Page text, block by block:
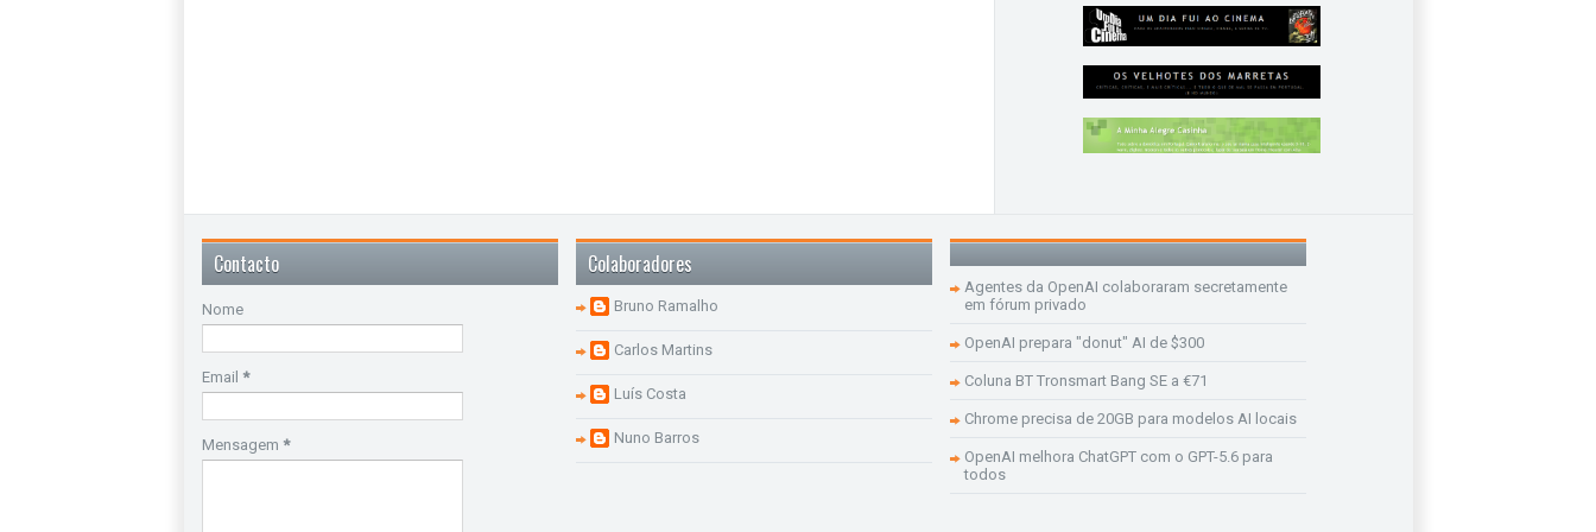
Contacto
Nome
Email *
Mensagem *
Colaboradores
Bruno Ramalho
Carlos Martins
Luís Costa
Nuno Barros
Agentes da OpenAI colaboraram secretamente
em fórum privado
OpenAI prepara "donut" AI de $300
Coluna BT Tronsmart Bang SE a €71
Chrome precisa de 20GB para modelos AI locais
OpenAI melhora ChatGPT com o GPT-5.6 para
todos